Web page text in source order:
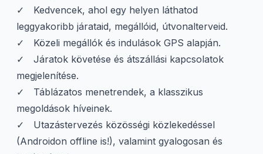
Kedvencek, ahol egy helyen láthatod
leggyakoribb járataid, megállóid, útvonalterveid.
Közeli megállók és indulások GPS alapján.
Járatok követése és átszállási kapcsolatok
megjelenítése.
Táblázatos menetrendek, a klasszikus
megoldások híveinek.
Utazástervezés közösségi közlekedéssel
(Androidon offline is!), valamint gyalogosan és